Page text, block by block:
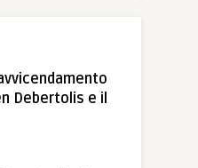
avvicendamento
Debertolis e il